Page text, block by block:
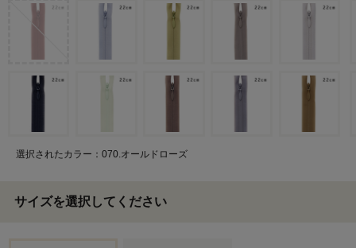
選択されたカラー：070.オールドローズ
サイズを選択してください